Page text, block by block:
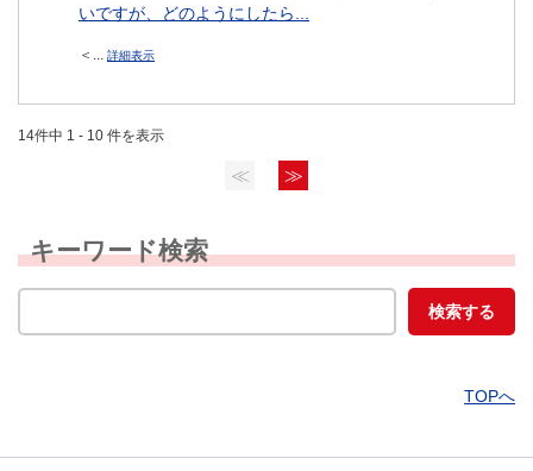
いですが、どのようにしたら...
＜... 詳細表示
14件中 1 - 10 件を表示
≪ ≫
キーワード検索
TOPへ